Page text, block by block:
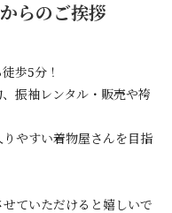
らのご挨拶
歩5分！
振袖レンタル・販売や袴
やすい着物屋さんを目指
ていただけると嬉しいで